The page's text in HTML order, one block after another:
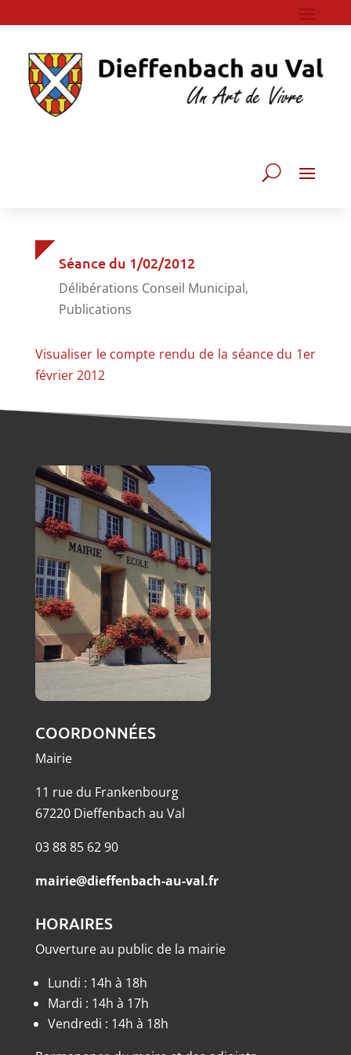
Séance du 1/02/2012
Délibérations Conseil Municipal,
Publications
Visualiser le compte rendu de la séance du 1er
février 2012
COORDONNÉES
Mairie
11 rue du Frankenbourg
67220 Dieffenbach au Val
03 88 85 62 90
mairie@dieffenbach-au-val.fr
HORAIRES
Ouverture au public de la mairie
Lundi : 14h à 18h
Mardi : 14h à 17h
Vendredi : 14h à 18h